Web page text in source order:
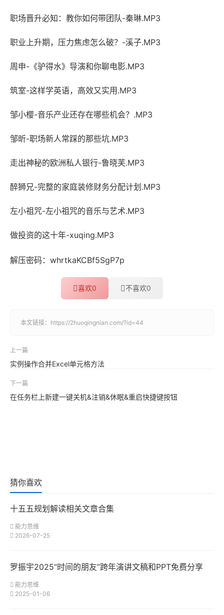
职场晋升必知：教你如何带团队-秦琳.MP3
职业上升期，压力焦虑怎么破？-溪子.MP3
周申-《驴得水》导演和你聊电影.MP3
筑室-这样学英语，高效又实用.MP3
邹小樱-音乐产业还存在哪些机会？.MP3
邹昕-职场新人常踩的那些坑.MP3
走出神秘的欧洲私人银行-鲁晓芙.MP3
醉狮兄-完整的家庭装修财务分配计划.MP3
左小祖咒-左小祖咒的音乐与艺术.MP3
做投资的这十年-xuqing.MP3
解压密码： whrtkaKCBf5SgP7p
喜欢0 不喜欢0
本文链接： https://2huoqingnian.com/?id=44
上一篇
实例操作合并Excel单元格方法
下一篇
在任务栏上新建一键关机&注销&休眠&重启快捷键按钮
猜你喜欢
十五五规划解读相关文章合集
能力思维
2026-07-25
罗振宇2025“时间的朋友”跨年演讲文稿和PPT免费分享
能力思维
2025-01-06